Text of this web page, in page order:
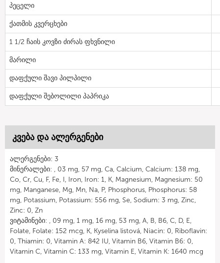
პეცელი
ქათმის კვერცხები
1 1/2 ჩაის კოვზი ძირას ფხვნილი
მარილი
დაფქული შავი პილპილი
დაფქული შებოლილი პაპრიკა
კვება და ალერგენები
ალერგენები: 3
მინერალები: , 03 mg, 57 mg, Ca, Calcium, Calcium: 138 mg,
Co, Cr, Cu, F, Fe, I, Iron, Iron: 1, K, Magnesium, Magnesium: 50
mg, Manganese, Mg, Mn, Na, P, Phosphorus, Phosphorus: 58
mg, Potassium, Potassium: 556 mg, Se, Sodium: 3 mg, Zinc,
Zinc: 0, Zn
ვიტამინები: , 09 mg, 1 mg, 16 mg, 53 mg, A, B, B6, C, D, E,
Folate, Folate: 152 mcg, K, Kyselina listová, Niacin: 0, Riboflavin:
0, Thiamin: 0, Vitamin A: 842 IU, Vitamin B6, Vitamin B6: 0,
Vitamin C, Vitamin C: 133 mg, Vitamin E, Vitamin K: 1640 mcg